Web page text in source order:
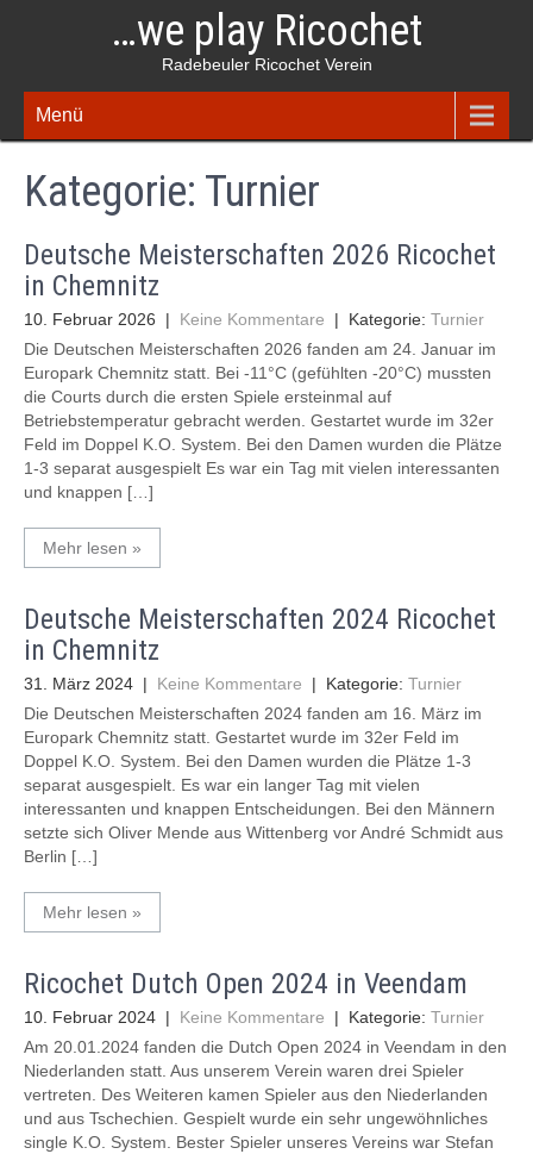
…we play Ricochet
Radebeuler Ricochet Verein
Menü
Kategorie: Turnier
Deutsche Meisterschaften 2026 Ricochet
in Chemnitz
10. Februar 2026 | Keine Kommentare | Kategorie: Turnier
Die Deutschen Meisterschaften 2026 fanden am 24. Januar im
Europark Chemnitz statt. Bei -11°C (gefühlten -20°C) mussten
die Courts durch die ersten Spiele ersteinmal auf
Betriebstemperatur gebracht werden. Gestartet wurde im 32er
Feld im Doppel K.O. System. Bei den Damen wurden die Plätze
1-3 separat ausgespielt Es war ein Tag mit vielen interessanten
und knappen […]
Mehr lesen »
Deutsche Meisterschaften 2024 Ricochet
in Chemnitz
31. März 2024 | Keine Kommentare | Kategorie: Turnier
Die Deutschen Meisterschaften 2024 fanden am 16. März im
Europark Chemnitz statt. Gestartet wurde im 32er Feld im
Doppel K.O. System. Bei den Damen wurden die Plätze 1-3
separat ausgespielt. Es war ein langer Tag mit vielen
interessanten und knappen Entscheidungen. Bei den Männern
setzte sich Oliver Mende aus Wittenberg vor André Schmidt aus
Berlin […]
Mehr lesen »
Ricochet Dutch Open 2024 in Veendam
10. Februar 2024 | Keine Kommentare | Kategorie: Turnier
Am 20.01.2024 fanden die Dutch Open 2024 in Veendam in den
Niederlanden statt. Aus unserem Verein waren drei Spieler
vertreten. Des Weiteren kamen Spieler aus den Niederlanden
und aus Tschechien. Gespielt wurde ein sehr ungewöhnliches
single K.O. System. Bester Spieler unseres Vereins war Stefan